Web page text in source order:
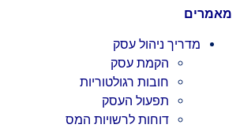
מאמרים
מדריך ניהול עסק
הקמת עסק
חובות רגולטוריות
תפעול העסק
דוחות לרשויות המס